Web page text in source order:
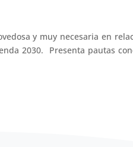
y muy necesaria en
2030. Presenta pautas